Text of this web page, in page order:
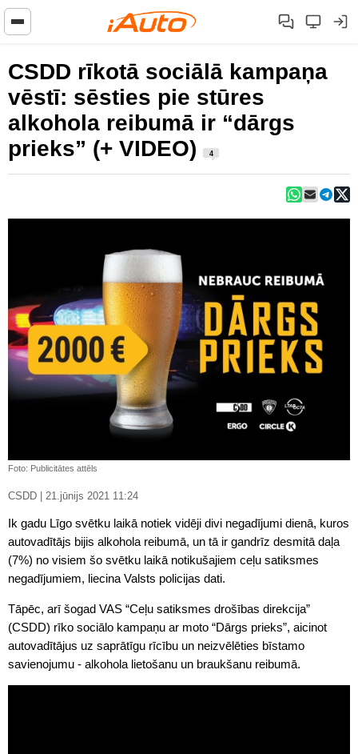
CSDD rīkotā sociālā kampaņa
vēstī: sēsties pie stūres
alkohola reibumā ir “dārgs
prieks” (+ VIDEO)
4
Foto: Publicitātes attēls
CSDD | 21.jūnijs 2021 11:24
Ik gadu Līgo svētku laikā notiek vidēji divi negadījumi dienā, kuros
autovadītājs bijis alkohola reibumā, un tā ir gandrīz desmitā daļa
(7%) no visiem šo svētku laikā notikušajiem ceļu satiksmes
negadījumiem, liecina Valsts policijas dati.
Tāpēc, arī šogad VAS “Ceļu satiksmes drošības direkcija”
(CSDD) rīko sociālo kampaņu ar moto “Dārgs prieks”, aicinot
autovadītājus uz saprātīgu rīcību un neizvēlēties bīstamo
savienojumu - alkohola lietošanu un braukšanu reibumā.